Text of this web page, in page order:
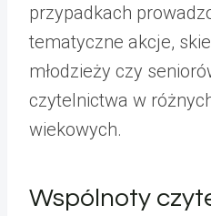
przypadkach
tematyczne akcje,
młodzieży czy
czytelnictwa w
wiekowych.
Wspólnoty